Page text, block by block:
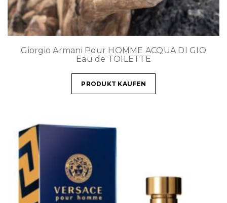
Giorgio Armani Pour HOMME ACQUA DI GIO
Eau de TOILETTE
PRODUKT KAUFEN